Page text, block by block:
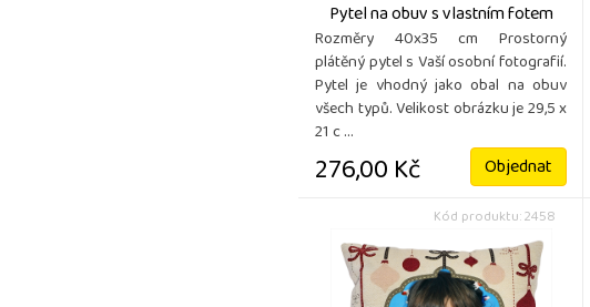
Pytel na obuv s vlastním fotem
Rozměry 40x35 cm Prostorný
plátěný pytel s Vaší osobní fotografií.
Pytel je vhodný jako obal na obuv
všech typů. Velikost obrázku je 29,5 x
21 c ...
276,00 Kč Objednat
Kód produktu: 2458